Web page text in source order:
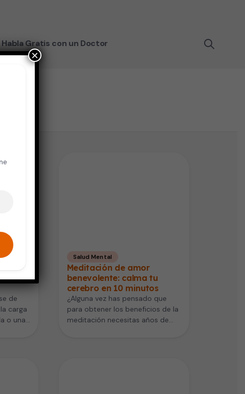
Habla Gratis con un Doctor
detrás
de
carga
o una
Salud Mental
Meditación de amor
benevolente: calma tu
cerebro en 10 minutos
¿Alguna vez has pensado que
para obtener los beneficios de la
meditación necesitas años de
×